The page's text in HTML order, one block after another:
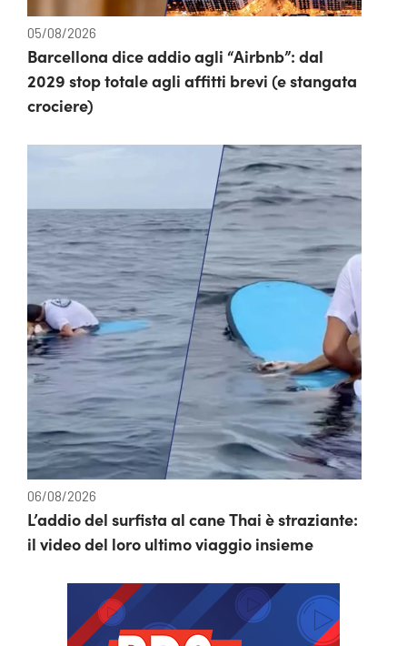
05/08/2026
Barcellona dice addio agli “Airbnb”: dal
2029 stop totale agli affitti brevi (e stangata
crociere)
06/08/2026
L’addio del surfista al cane Thai è straziante:
il video del loro ultimo viaggio insieme